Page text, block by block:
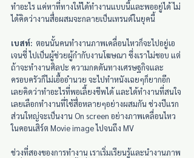
ทำอะไร แค่หาที่ทางให้ได้ทำงานแบบนี้และพออยู่ได้ ไม่
ได้คิดว่างานสื่อผสมจะกลายเป็นเทรนด์ในยุคนี้
เบสท์: ตอนนั้นคนทำงานภาพเคลื่อนไหวก็จะไปอยู่เอ
เจนซี่ ไปเป็นผู้ช่วยผู้กำกับงานโฆษณา ซึ่งเราไม่ชอบ แต่
ถ้าจะทำงานศิลปะ ความกดดันทางเศรษฐกิจและ
ครอบครัวก็ไม่เอื้ออำนวย จะไปทำหนังเฉยๆก็ยากอีก
เลยคิดว่าทำอะไรที่พอเลี้ยงชีพได้ และได้ทำงานที่สนใจ
เลยเลือกทำงานที่ใช้สื่อหลายๆอย่างผสมกัน ช่วงปีแรก
ส่วนใหญ่จะเป็นงาน On screen อย่างภาพเคลื่อนไหว
ในคอนเสิร์ต Movie image ไปจนถึง MV
ช่วงที่สองของการทำงาน เราเริ่มเรียนรู้และนำงานภาพ